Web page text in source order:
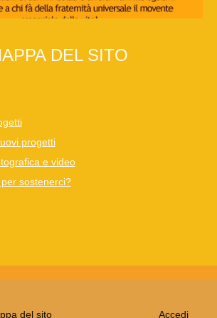
DEL SITO
progetti
e video
sostenerci?
del sito Accedi